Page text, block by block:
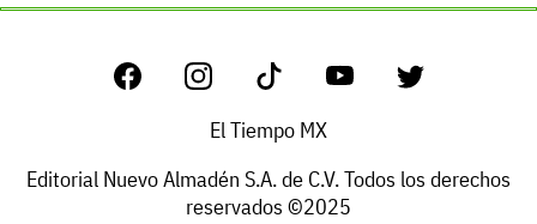
El Tiempo MX
Editorial Nuevo Almadén S.A. de C.V. Todos los derechos
reservados ©2025